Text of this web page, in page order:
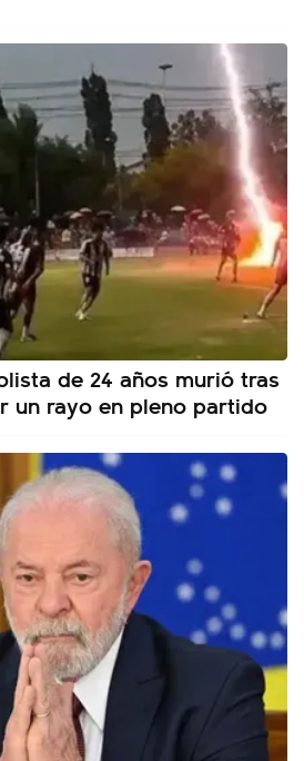
de 24 años murió tras
un rayo en pleno partido